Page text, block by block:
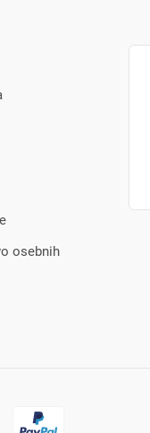
osebnih